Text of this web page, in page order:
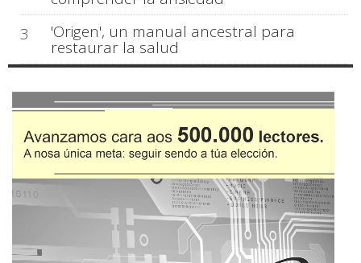
3
'Origen', un manual ancestral para
restaurar la salud